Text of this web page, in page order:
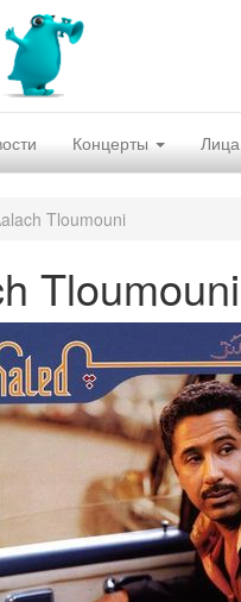
Концерты Лица
Tloumouni
Tloumouni